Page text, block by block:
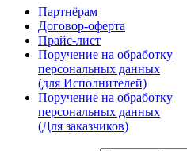
Партнёрам
Договор-оферта
Прайс-лист
Поручение на обработку
персональных данных
(для Исполнителей)
Поручение на обработку
персональных данных
(Для заказчиков)